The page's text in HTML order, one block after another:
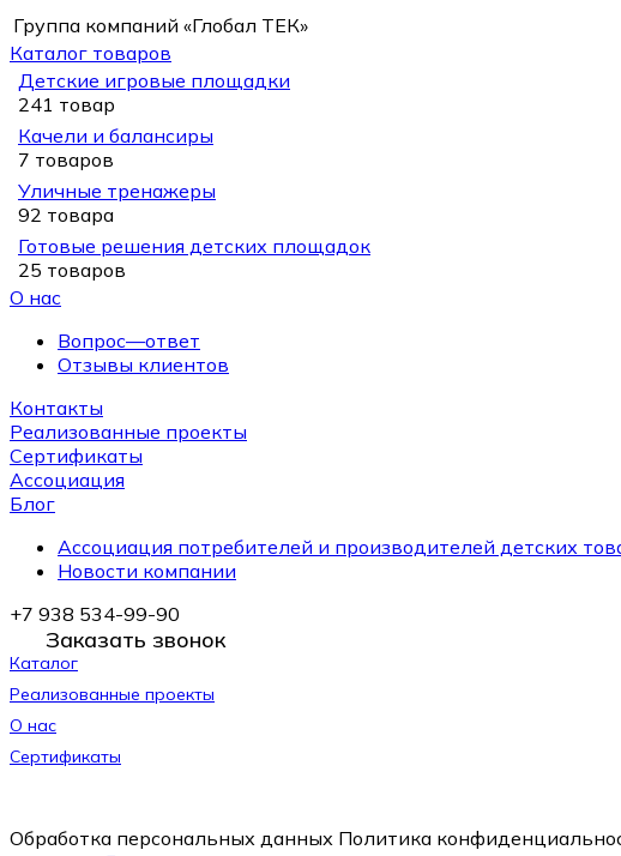
Группа компаний «Глобал ТЕК»
Каталог товаров
Детские игровые площадки
241 товар
Качели и балансиры
7 товаров
Уличные тренажеры
92 товара
Готовые решения детских площадок
25 товаров
О нас
Вопрос—ответ
Отзывы клиентов
Контакты
Реализованные проекты
Сертификаты
Ассоциация
Блог
Ассоциация потребителей и производителей детских
Новости компании
+7 938 534-99-90
Заказать звонок
Каталог
Реализованные проекты
О нас
Сертификаты
Обработка персональных данных Политика